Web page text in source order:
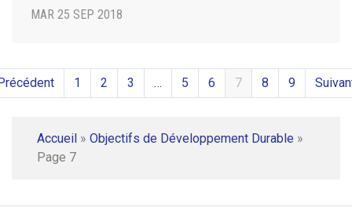
MAR 25 SEP 2018
1 2 3 … 5 6 7 8 9
Accueil » Objectifs de Développement Durable »
Page 7